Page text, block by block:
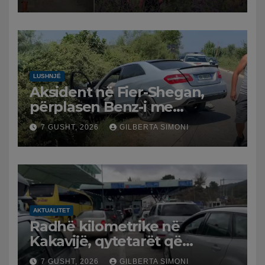
LUSHNJË
Aksident në Fier-Shegan,
përplasen Benz-i me
furgonin, plagoset një i
moshuar
7 GUSHT, 2026 GILBERTA SIMONI
AKTUALITET
Radhë kilometrike në
Kakavijë, qytetarët që
kthehen në Shqipëri
7 GUSHT, 2026 GILBERTA SIMONI